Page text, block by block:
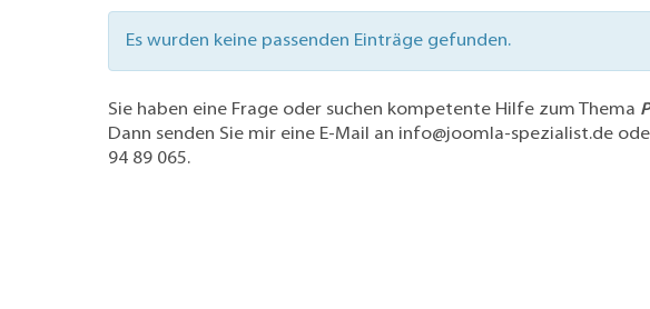
Information
Es wurden keine passenden Einträge gefunden.
Sie haben eine Frage oder suchen kompetente Hilfe zum Thema
Dann senden Sie mir eine E-Mail an info@joomla-spezialist.de
94 89 065.